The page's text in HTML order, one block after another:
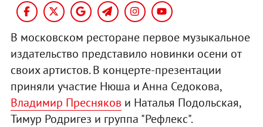
В московском ресторане первое музыкальное
издательство представило новинки осени от
своих артистов. В концерте-презентации
приняли участие Нюша и Анна Седокова,
Владимир Пресняков и Наталья Подольская,
Тимур Родригез и группа "Рефлекс".